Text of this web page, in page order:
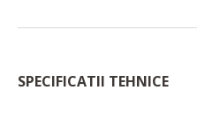
SPECIFICATII TEHNICE